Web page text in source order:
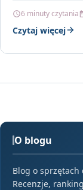
6 minuty czytania
Czytaj więcej
O blogu
Blog o sprzętach
Recenzje,